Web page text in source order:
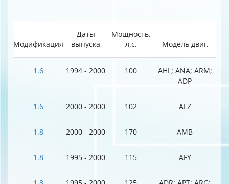
Модификация
Даты
выпуска
Мощность,
л.с.
Модель двиг.
1.6 1994 - 2000 100
AHL; ANA; ARM;
ADP
1.6 2000 - 2000 102 ALZ
1.8 2000 - 2000 170 AMB
1.8 1995 - 2000 115 AFY